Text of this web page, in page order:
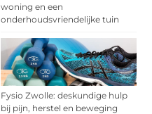
woning en een
onderhoudsvriendelijke tuin
Fysio Zwolle: deskundige hulp
bij pijn, herstel en beweging